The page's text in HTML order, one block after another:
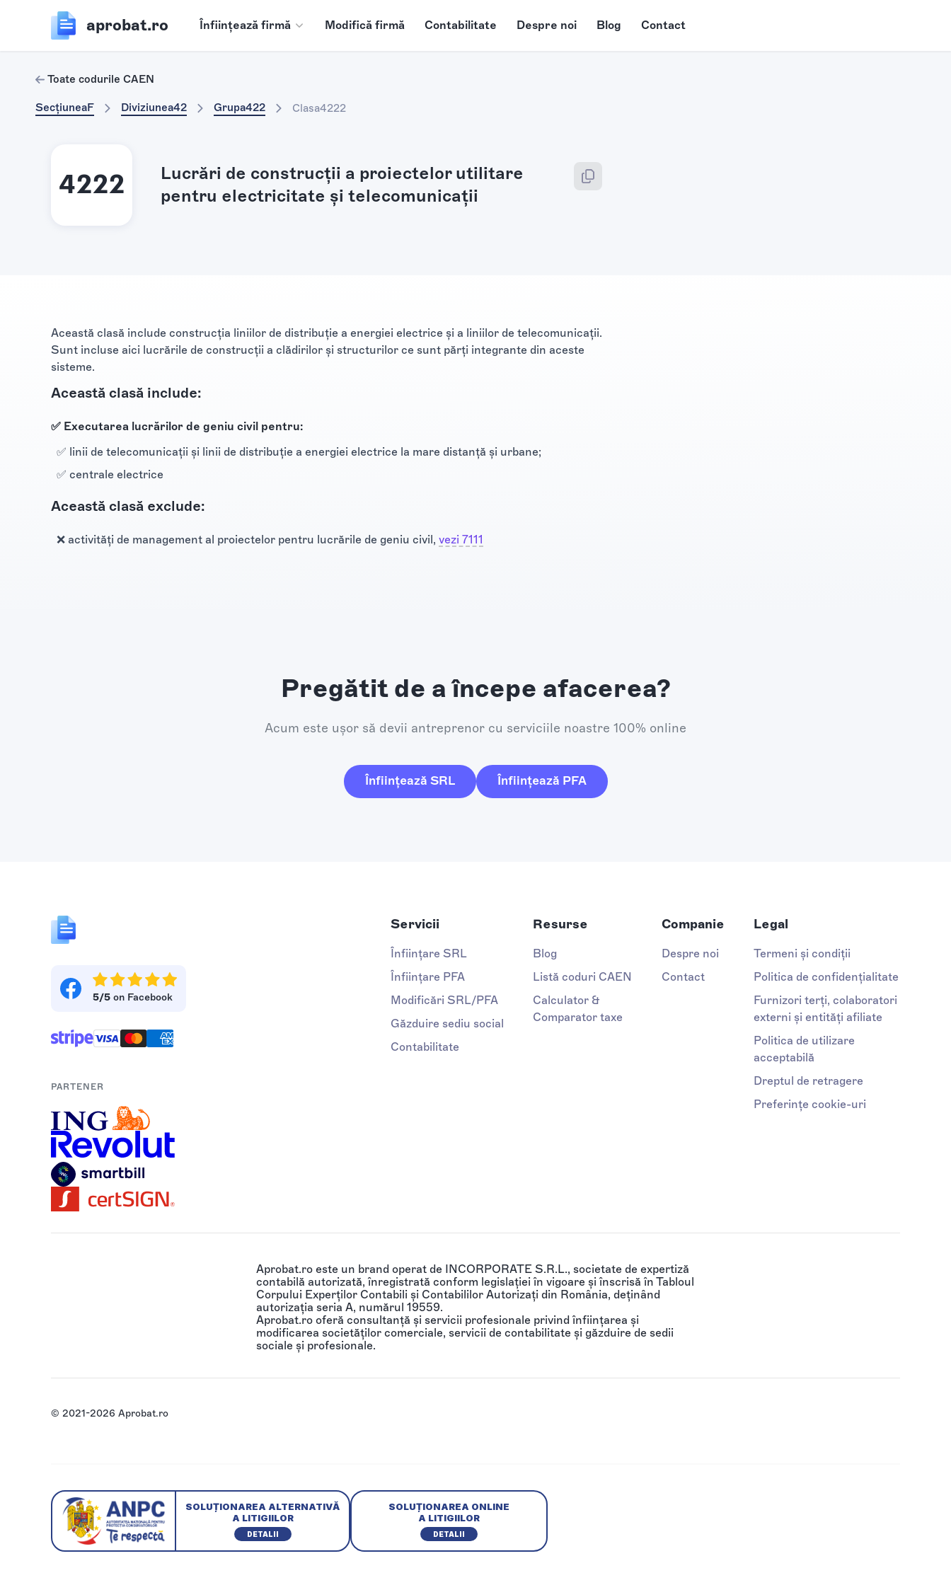
aprobat.ro Înființează firmă Modifică firmă Contabilitate Despre noi Blog Contact
Toate codurile CAEN
SecțiuneaF Diviziunea42 Grupa422 Clasa4222
4222
Lucrări de construcţii a proiectelor utilitare
pentru electricitate şi telecomunicaţii
Această clasă include construcţia liniilor de distribuţie a energiei electrice şi a liniilor de telecomunicaţii.
Sunt incluse aici lucrările de construcţii a clădirilor şi structurilor ce sunt părţi integrante din aceste
sisteme.
Această clasă include:
✅ Executarea lucrărilor de geniu civil pentru:
✅ linii de telecomunicaţii şi linii de distribuţie a energiei electrice la mare distanţă şi urbane;
✅ centrale electrice
Această clasă exclude:
❌ activităţi de management al proiectelor pentru lucrările de geniu civil, vezi 7111
Pregătit de a începe afacerea?
Acum este ușor să devii antreprenor cu serviciile noastre 100% online
Înființează SRL Înființează PFA
5/5 on Facebook
PARTENER
Servicii
Înființare SRL
Înființare PFA
Modificări SRL/PFA
Găzduire sediu social
Contabilitate
Resurse
Blog
Listă coduri CAEN
Calculator &
Comparator taxe
Companie
Despre noi
Contact
Legal
Termeni și condiții
Politica de confidențialitate
Furnizori terți, colaboratori
externi și entități afiliate
Politica de utilizare
acceptabilă
Dreptul de retragere
Preferințe cookie-uri
Aprobat.ro este un brand operat de INCORPORATE S.R.L., societate de expertiză
contabilă autorizată, înregistrată conform legislației în vigoare și înscrisă în Tabloul
Corpului Experților Contabili și Contabililor Autorizați din România, deținând
autorizația seria A, numărul 19559.
Aprobat.ro oferă consultanță și servicii profesionale privind înființarea și
modificarea societăților comerciale, servicii de contabilitate și găzduire de sedii
sociale și profesionale.
© 2021-2026 Aprobat.ro
SOLUȚIONAREA ALTERNATIVĂ
A LITIGIILOR
DETALII
SOLUȚIONAREA ONLINE
A LITIGIILOR
DETALII